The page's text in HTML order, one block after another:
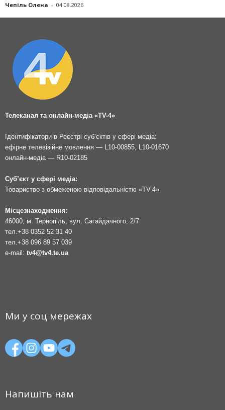
Чепіль Олена - 04.08.2026
Телеканал та онлайн-медіа «TV-4»
Ідентифікатори в Реєстрі суб’єктів у сфері медіа:
ефірне телевізійне мовлення — L10-00855, L10-01670
онлайн-медіа — R10-02185
Суб’єкт у сфері медіа:
Товариство з обмеженою відповідальністю «TV-4»
Місцезнаходження:
46000, м. Тернопіль, вул. Сагайдачного, 2/7
тел. +38 0352 52 31 40
тел. +38 096 89 57 039
e-mail: tv4@tv4.te.ua
Ми у соц мережах
Напишіть нам